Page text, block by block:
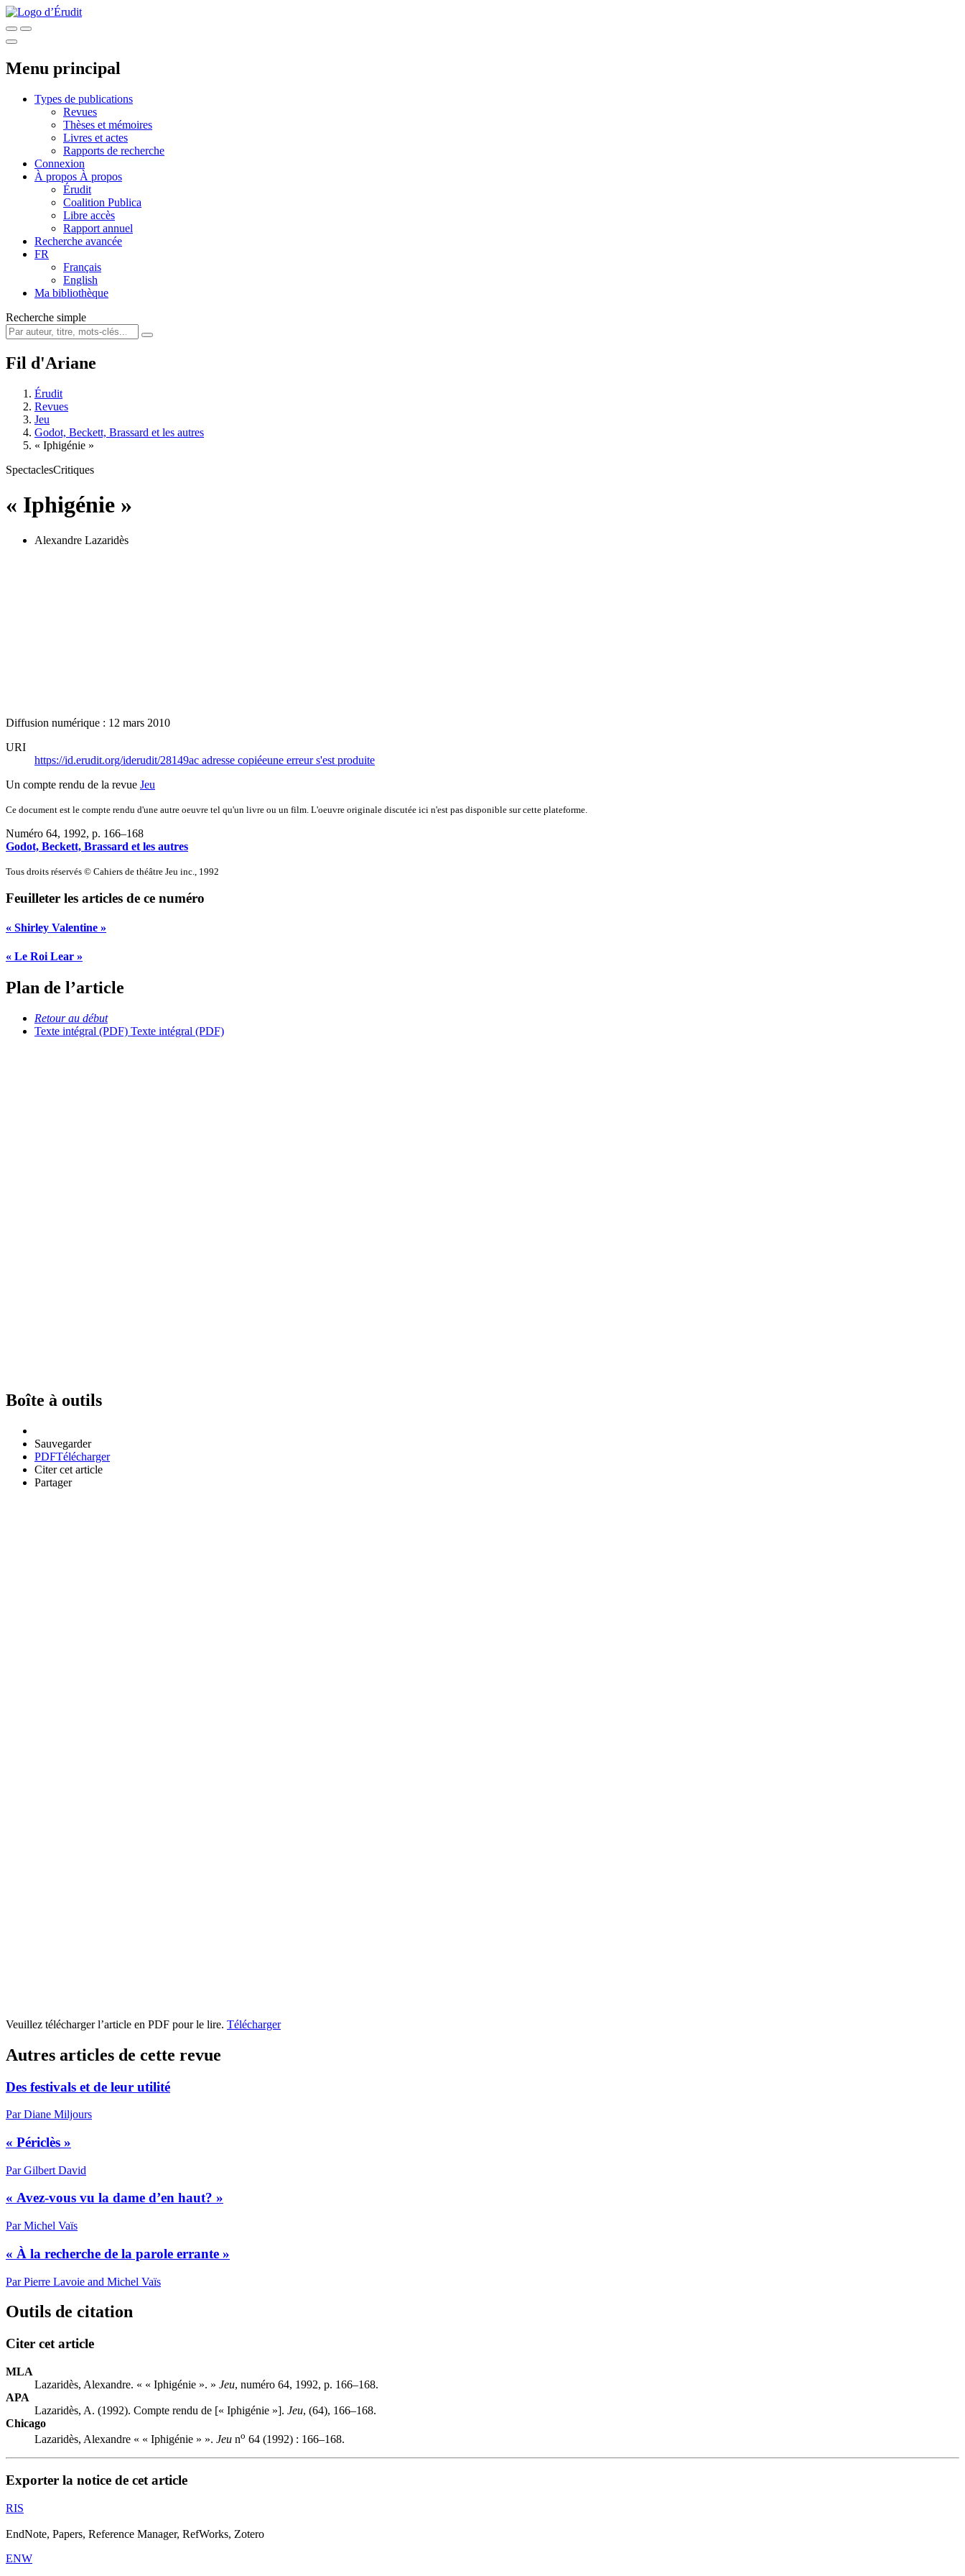
Menu principal
Types de publications
Revues
Thèses et mémoires
Livres et actes
Rapports de recherche
Connexion
À propos À propos
Érudit
Coalition Publica
Libre accès
Rapport annuel
Recherche avancée
FR
Français
English
Ma bibliothèque
Recherche simple
Fil d'Ariane
Érudit
Revues
Jeu
Godot, Beckett, Brassard et les autres
« Iphigénie »
SpectaclesCritiques
« Iphigénie »
Alexandre Lazaridès
Diffusion numérique : 12 mars 2010
URI
https://id.erudit.org/iderudit/28149ac adresse copiéeune erreur s'est produite
Un compte rendu de la revue Jeu
Ce document est le compte rendu d'une autre oeuvre tel qu'un livre ou un film. L'oeuvre originale discutée ici n'est pas disponible sur cette plateforme.
Numéro 64, 1992, p. 166–168
Godot, Beckett, Brassard et les autres
Tous droits réservés © Cahiers de théâtre Jeu inc., 1992
Feuilleter les articles de ce numéro
« Shirley Valentine »
« Le Roi Lear »
Plan de l’article
Retour au début
Texte intégral (PDF) Texte intégral (PDF)
Boîte à outils
Sauvegarder
PDFTélécharger
Citer cet article
Partager
Veuillez télécharger l’article en PDF pour le lire. Télécharger
Autres articles de cette revue
Des festivals et de leur utilité
Par Diane Miljours
« Périclès »
Par Gilbert David
« Avez-vous vu la dame d’en haut? »
Par Michel Vaïs
« À la recherche de la parole errante »
Par Pierre Lavoie and Michel Vaïs
Outils de citation
Citer cet article
MLA
Lazaridès, Alexandre. « « Iphigénie ». » Jeu, numéro 64, 1992, p. 166–168.
APA
Lazaridès, A. (1992). Compte rendu de [« Iphigénie »]. Jeu, (64), 166–168.
Chicago
Lazaridès, Alexandre « « Iphigénie » ». Jeu no 64 (1992) : 166–168.
Exporter la notice de cet article
RIS
EndNote, Papers, Reference Manager, RefWorks, Zotero
ENW